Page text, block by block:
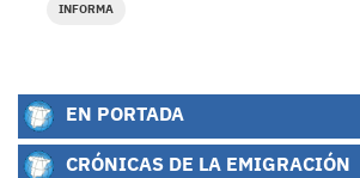
INFORMA
EN PORTADA
CRÓNICAS DE LA EMIGRACIÓN